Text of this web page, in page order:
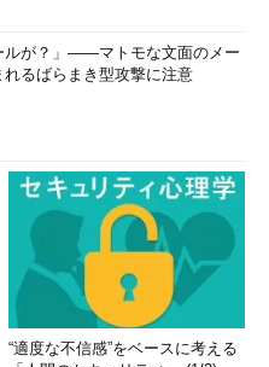
ルが？」――マトモな文面のメー
れるばらまき型攻撃に注意
“適度な不信感”をベースに考える